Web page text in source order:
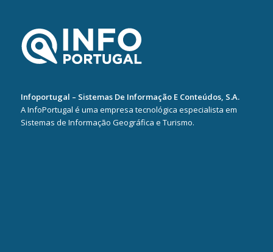
Infoportugal – Sistemas De Informação E Conteúdos, S.A.
A InfoPortugal é uma empresa tecnológica especialista em
Sistemas de Informação Geográfica e Turismo.